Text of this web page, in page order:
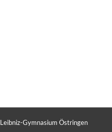
Leibniz-Gymnasium Östringen